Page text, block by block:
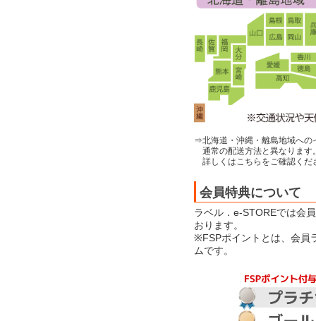
⇒北海道・沖縄・離島地域への
通常の配送方法と異なります
詳しくはこちらをご確認くだ
会員特典について
ラベル．e-STOREでは会
おります。
※FSPポイントとは、会員
ムです。